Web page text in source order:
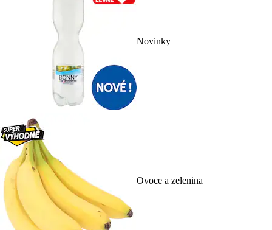
Novinky
Ovoce a zelenina